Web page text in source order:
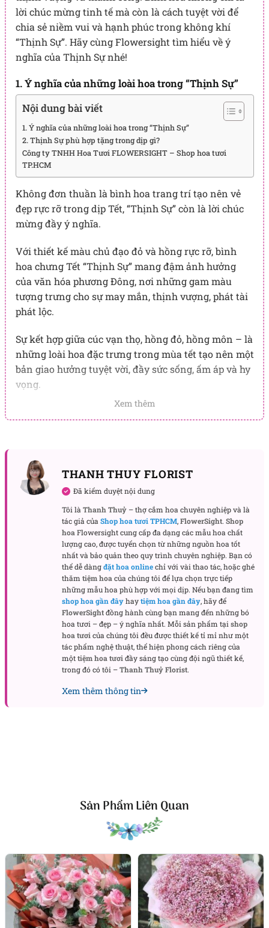
lời chúc mừng tinh tế mà còn là cách tuyệt vời để
chia sẻ niềm vui và hạnh phúc trong không khí
“Thịnh Sự”. Hãy cùng Flowersight tìm hiểu về ý
nghĩa của Thịnh Sự nhé!
1. Ý nghĩa của những loài hoa trong “Thịnh Sự”
Nội dung bài viết
1. Ý nghĩa của những loài hoa trong “Thịnh Sự”
2. Thịnh Sự phù hợp tặng trong dịp gì?
Công ty TNHH Hoa Tươi FLOWERSIGHT – Shop hoa tươi
TP.HCM
Không đơn thuần là bình hoa trang trí tạo nên vẻ
đẹp rực rỡ trong dịp Tết, “Thịnh Sự” còn là lời chúc
mừng đầy ý nghĩa.
Với thiết kế màu chủ đạo đỏ và hồng rực rỡ, bình
hoa chưng Tết “Thịnh Sự” mang đậm ảnh hưởng
của văn hóa phương Đông, nơi những gam màu
tượng trưng cho sự may mắn, thịnh vượng, phát tài
phát lộc.
Sự kết hợp giữa cúc vạn thọ, hồng đỏ, hồng môn – là
những loài hoa đặc trưng trong mùa tết tạo nên một
bản giao hưởng tuyệt vời, đầy sức sống, ấm áp và hy
vọng.
Xem thêm các mẫu hoa chúc mừng,lẵng hoa chúc
mừng,cho các dịp lễ quan trọng ở cửa hàng
FlowerSight:
hoa chúc mừng sinh nhật sếp
hoa chúc mừng sinh nhật đẹp nhất
hoa chúc mừng tốt nghiệp
Bình hoa Thịnh sự với vẻ đẹp kiêu sa của hoa hồng luôn là lựa
chọn hoàn hảo mang đến sự sang trọng và lãng mạn.
Giỏ hoa Thịnh Sự với sự kết hợp sâu sắc của những
loài hoa ý nghĩa:
Hoa cúc vạn thọ (pingpong): Tượng trưng cho sự may
mắn, hạnh phúc và tài lộc. Đồng thời cũng Vạn Thọ cũng
Xem thêm
THANH THUY FLORIST
Đã kiểm duyệt nội dung
Tôi làThanh Thuỷ – thợ cắm hoa chuyên nghiệp và là
tác giả củaShop hoa tươi TPHCM,FlowerSight. Shop
hoaFlowersight cung cấp đa dạng các mẫu hoa chất
lượng cao, được tuyển chọn từ những nguồn hoa tốt
nhất và bảo quản theo quy trình chuyên nghiệp. Bạn có
thể dễ dàngđặt hoa onlinechỉ với vài thao tác, hoặc ghé
thămtiệm hoacủa chúng tôi để lựa chọn trực tiếp
những mẫu hoa phù hợp với mọi dịp. Nếu bạn đang tìm
shop hoa gần đâyhaytiệm hoa gần đây, hãy để
FlowerSightđồng hành cùng bạn mang đến những bó
hoa tươi – đẹp – ý nghĩa nhất. Mỗi sản phẩm tạishop
hoa tươicủa chúng tôi đều được thiết kế tỉ mỉ như một
tác phẩm nghệ thuật, thể hiện phong cách riêng của
mộttiệm hoa tươiđầy sáng tạo cùng đội ngũ thiết kế,
trong đó có tôi –Thanh Thuỷ Florist.
Xem thêm thông tin
Sản Phẩm Liên Quan